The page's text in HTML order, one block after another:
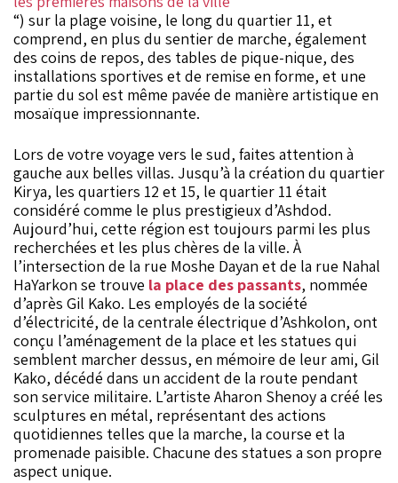
“) sur la plage voisine, le long du quartier 11, et
comprend, en plus du sentier de marche, également
des coins de repos, des tables de pique-nique, des
installations sportives et de remise en forme, et une
partie du sol est même pavée de manière artistique en
mosaïque impressionnante.
Lors de votre voyage vers le sud, faites attention à
gauche aux belles villas. Jusqu’à la création du quartier
Kirya, les quartiers 12 et 15, le quartier 11 était
considéré comme le plus prestigieux d’Ashdod.
Aujourd’hui, cette région est toujours parmi les plus
recherchées et les plus chères de la ville. À
l’intersection de la rue Moshe Dayan et de la rue Nahal
HaYarkon se trouve la place des passants, nommée
d’après Gil Kako. Les employés de la société
d’électricité, de la centrale électrique d’Ashkolon, ont
conçu l’aménagement de la place et les statues qui
semblent marcher dessus, en mémoire de leur ami, Gil
Kako, décédé dans un accident de la route pendant
son service militaire. L’artiste Aharon Shenoy a créé les
sculptures en métal, représentant des actions
quotidiennes telles que la marche, la course et la
promenade paisible. Chacune des statues a son propre
aspect unique.